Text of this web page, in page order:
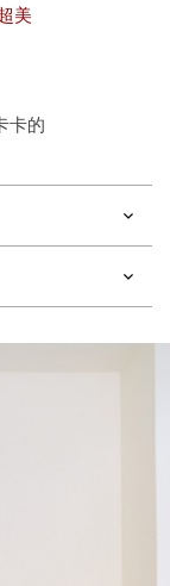
美
卡的